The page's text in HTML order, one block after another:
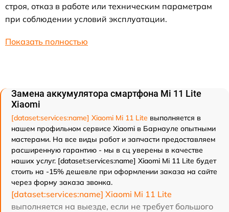
строя, отказ в работе или техническим параметрам
при соблюдении условий эксплуатации.
Показать полностью
Замена аккумулятора смартфона Mi 11 Lite
Xiaomi
[dataset:services:name] Xiaomi Mi 11 Lite выполняется в
нашем профильном сервисе Xiaomi в Барнауле опытными
мастерами. На все виды работ и запчасти предоставляем
расширенную гарантию - мы в сц уверены в качестве
наших услуг. [dataset:services:name] Xiaomi Mi 11 Lite будет
стоить на -15% дешевле при оформлении заказа на сайте
через форму заказа звонка.
[dataset:services:name] Xiaomi Mi 11 Lite
выполняется на выезде, если не требует большого